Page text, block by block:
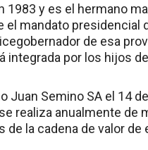
1983 y es el hermano
mandato presidencial
de esa
integrada por los hijos
Juan Semino SA el 14
realiza anualmente de
la cadena de valor de